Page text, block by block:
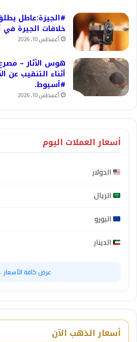
#الجيزة:عاطل
خلافات الجيرة
أغسطس 10, 2026
هوس الآثار –
أثناء التنقيب عن
#أسيوط.
أغسطس 10, 2026
أسعار العملات اليوم
الدولار
الريال
اليورو
الدينار
عرض كافة
أسعار الذهب الآن